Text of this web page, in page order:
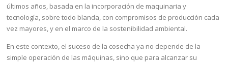
últimos años, basada en la incorporación de maquinaria y
tecnología, sobre todo blanda, con compromisos de producción cada
vez mayores, y en el marco de la sostenibilidad ambiental.
En este contexto, el suceso de la cosecha ya no depende de la
simple operación de las máquinas, sino que para alcanzar su